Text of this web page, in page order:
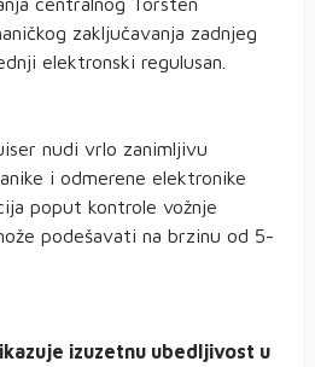
zaključavanja zadnjeg
elektronski regulusan.
nudi vrlo zanimljivu
i odmerene elektronike
poput kontrole vožnje
podešavati na brzinu od 5-
izuzetnu ubedljivost u